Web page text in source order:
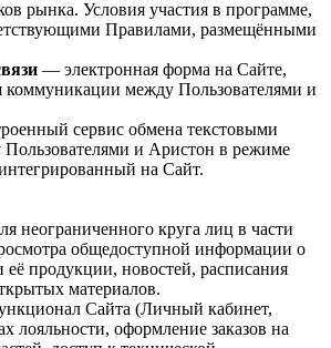
рынка. Условия участия в программе,
Правилами, размещёнными
— электронная форма на Сайте,
коммуникации между Пользователями и
сервис обмена текстовыми
и Аристон в режиме
на Сайт.
неограниченного круга лиц в части
общедоступной информации о
продукции, новостей, расписания
материалов.
Сайта (Личный кабинет,
лояльности, оформление заказов на